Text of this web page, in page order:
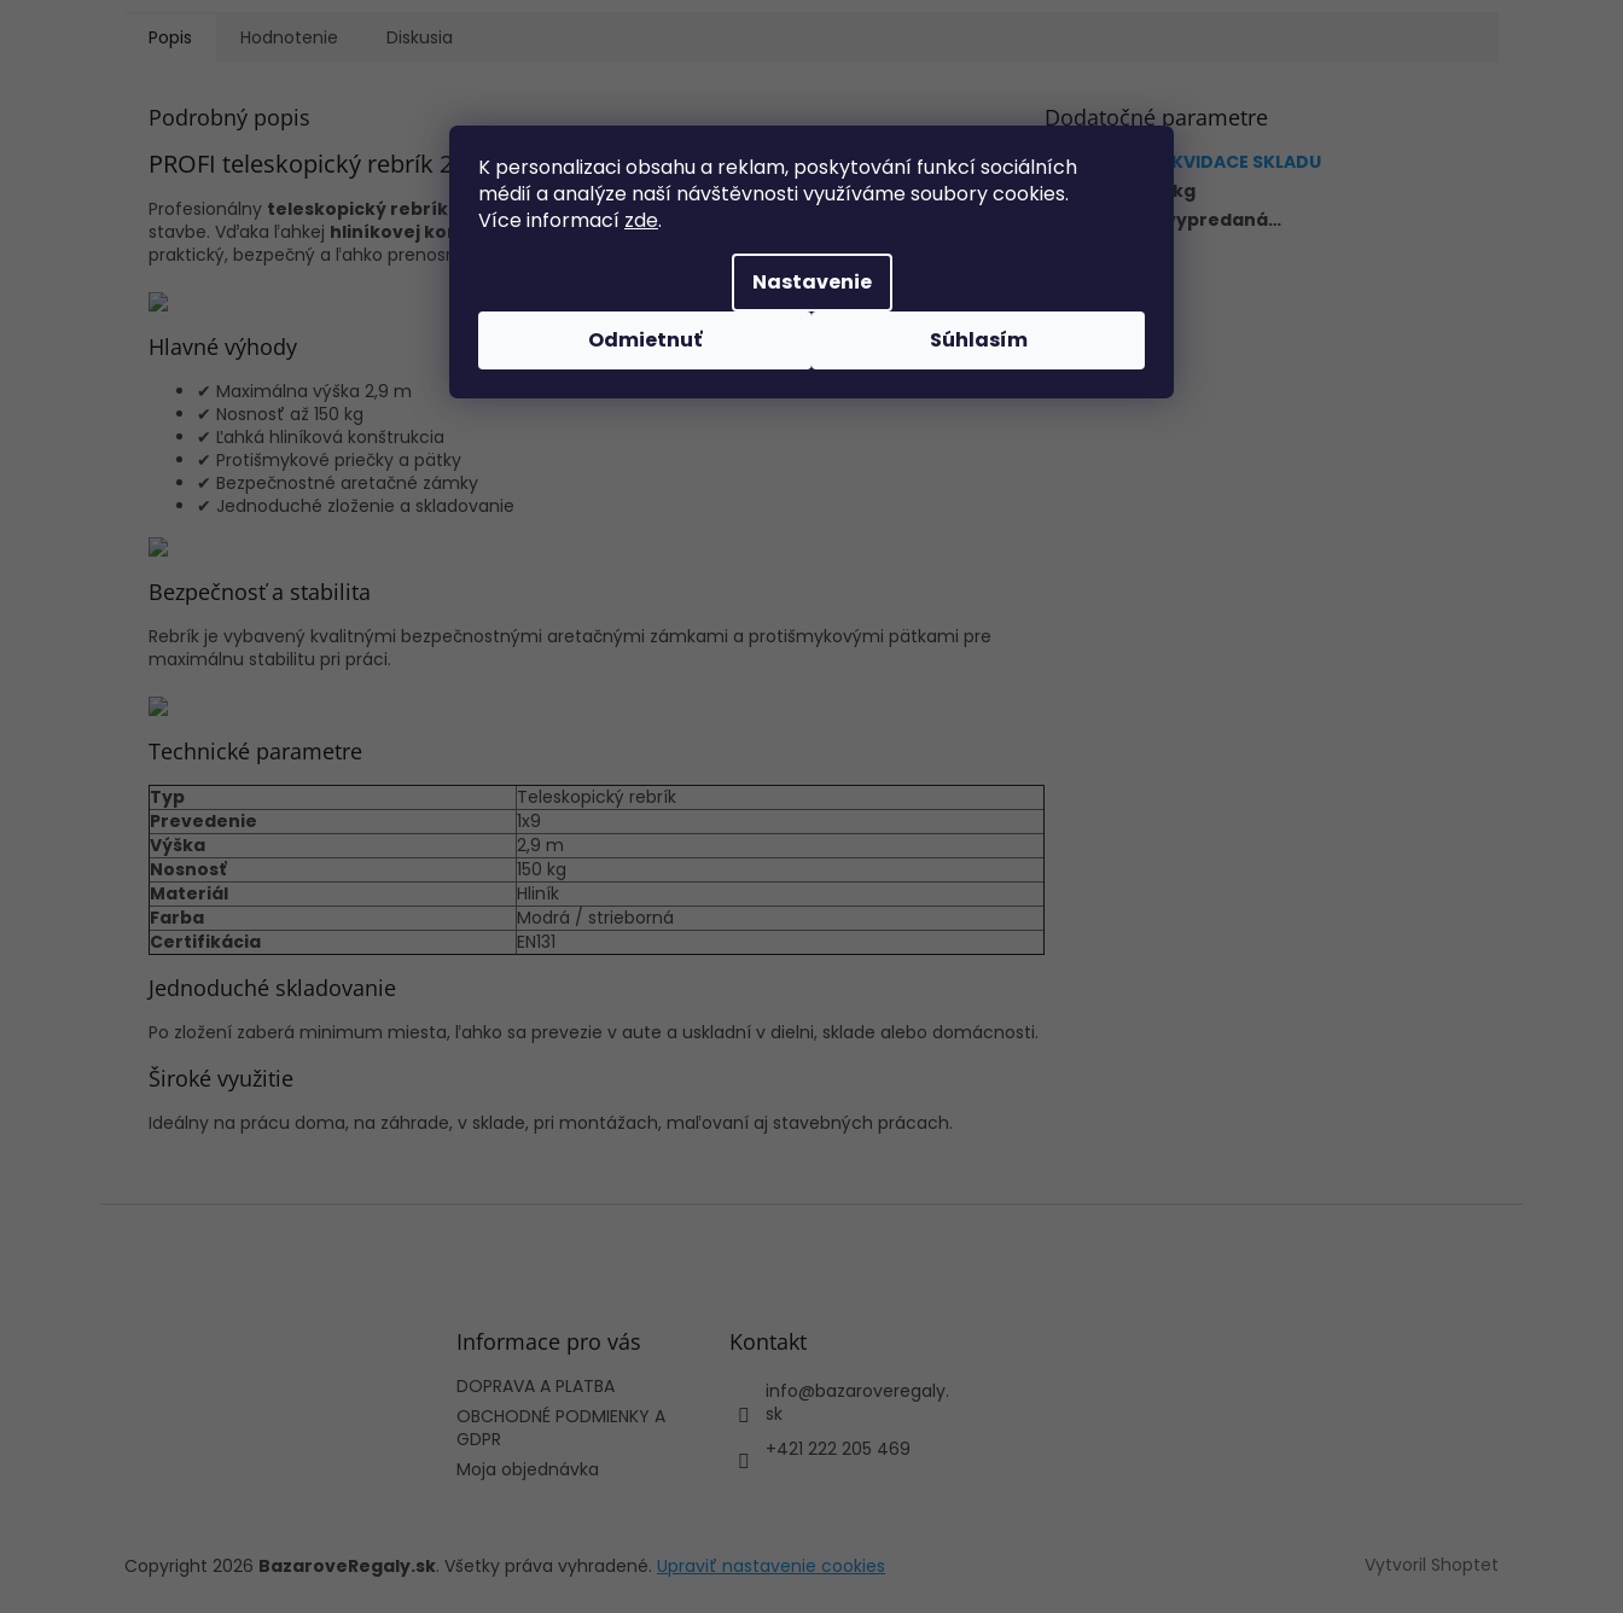
K personalizaci obsahu a reklam, poskytování funkcí sociálních
médií a analýze naší návštěvnosti využíváme soubory cookies.
Více informací zde.
Nastavenie
Odmietnuť Súhlasím
Popis Hodnotenie Diskusia
Podrobný popis
PROFI teleskopický rebrík 2,9 m
Profesionálny teleskopický rebrík 1x9 je ideálny pomocník pre prácu doma, na záhrade, v sklade aj na
stavbe. Vďaka ľahkej hliníkovej konštrukcii, bezpečnostným zámkom a kompaktným rozmerom je
praktický, bezpečný a ľahko prenosný.
Hlavné výhody
✔ Maximálna výška 2,9 m
✔ Nosnosť až 150 kg
✔ Ľahká hliníková konštrukcia
✔ Protišmykové priečky a pätky
✔ Bezpečnostné aretačné zámky
✔ Jednoduché zloženie a skladovanie
Bezpečnosť a stabilita
Rebrík je vybavený kvalitnými bezpečnostnými aretačnými zámkami a protišmykovými pätkami pre
maximálnu stabilitu pri práci.
Technické parametre
Typ
Teleskopický rebrík
Prevedenie
1x9
Výška
2,9 m
Nosnosť
150 kg
Materiál
Hliník
Farba
Modrá / strieborná
Certifikácia
EN131
Jednoduché skladovanie
Po zložení zaberá minimum miesta, ľahko sa prevezie v aute a uskladní v dielni, sklade alebo domácnosti.
Široké využitie
Ideálny na prácu doma, na záhrade, v sklade, pri montážach, maľovaní aj stavebných prácach.
Dodatočné parametre
Kategória
LIKVIDACE SKLADU
Hmotnosť
8 kg
Položka bola vypredaná…
Informace pro vás
DOPRAVA A PLATBA
OBCHODNÉ PODMIENKY A
GDPR
Moja objednávka
Kontakt
info@bazaroveregaly.
sk
+421 222 205 469
Vytvoril Shoptet
Copyright 2026 BazaroveRegaly.sk. Všetky práva vyhradené. Upraviť nastavenie cookies